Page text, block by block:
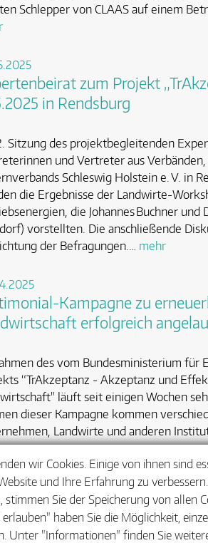
Schlepper von CLAAS auf einem
zum Projekt
in Rendsburg
Sitzung des projektbegleitenden
und Vertreter aus
Schleswig Holstein e. V. in
die Ergebnisse der Landwirte-
die Johannes Buchner und
vorstellten. Die anschließende
der Befragungen.… mehr
Kampagne zu
erfolgreich
des vom Bundesministerium für
“TrAkzeptanz - Akzeptanz und
läuft seit einigen Wochen
dieser Kampagne kommen
Landwirte und anderen
… 5 6 7 … 21
wir Cookies. Einige von ihnen sind
und Ihre Erfahrung zu
stimmen Sie der Speicherung von allen
haben Sie die Möglichkeit,
Unter "Informationen" finden Sie